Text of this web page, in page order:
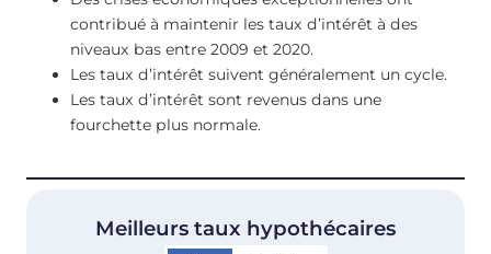
contribué à maintenir les taux d’intérêt à des
niveaux bas entre 2009 et 2020.
Les taux d’intérêt suivent généralement un cycle.
Les taux d’intérêt sont revenus dans une
fourchette plus normale.
Meilleurs taux hypothécaires